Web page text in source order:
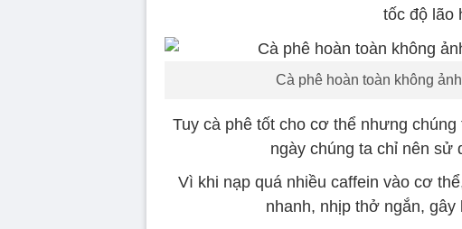
tốc độ lão
Cà phê hoàn toàn không
Tuy cà phê tốt cho cơ thể nhưng
ngày chúng ta chỉ nên sử
Vì khi nạp quá nhiều caffein vào cơ
nhanh, nhịp thở ngắn,